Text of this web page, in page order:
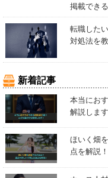
掲載でき
転職した
対処法を
新着記事
本当にお
解説します
ほいく畑
点を解説！